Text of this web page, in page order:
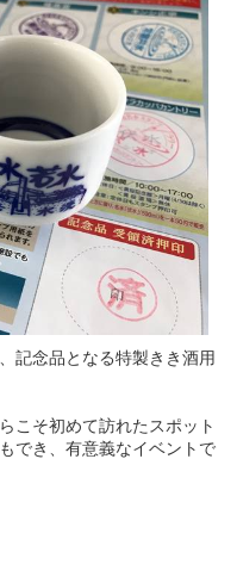
記念品となる特製きき酒用
こそ初めて訪れたスポット
でき、有意義なイベントで